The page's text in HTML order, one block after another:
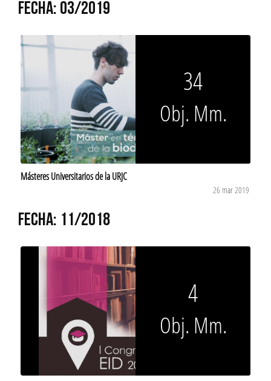
FECHA: 03/2019
34
Obj. Mm.
Másteres Universitarios de la URJC
26 mar 2019
FECHA: 11/2018
4
Obj. Mm.